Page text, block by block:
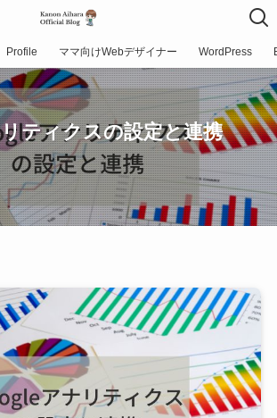
Profile ママ向けWebデザイナー WordPress
ティクスの設定と連携